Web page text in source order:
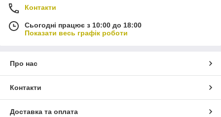
Контакти
Сьогодні працює з 10:00 до 18:00
Показати весь графік роботи
Про нас
Контакти
Доставка та оплата